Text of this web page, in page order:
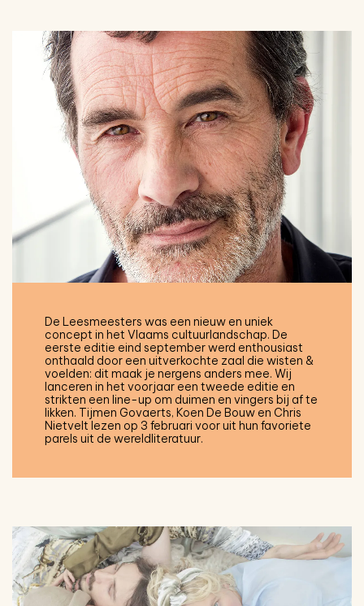
De Leesmeesters was een nieuw en uniek
concept in het Vlaams cultuurlandschap. De
eerste editie eind september werd enthousiast
onthaald door een uitverkochte zaal die wisten &
voelden: dit maak je nergens anders mee. Wij
lanceren in het voorjaar een tweede editie en
strikten een line-up om duimen en vingers bij af te
likken. Tijmen Govaerts, Koen De Bouw en Chris
Nietvelt lezen op 3 februari voor uit hun favoriete
parels uit de wereldliteratuur.